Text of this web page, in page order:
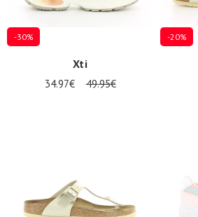
-30%
Xti
34.97€ 49.95€
-20%